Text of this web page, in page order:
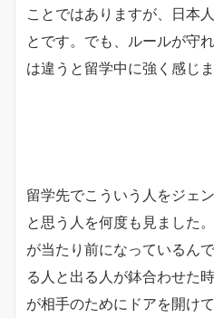
ことではありますが、日本
とです。でも、ルールが守
は違うと留学中に強く感じま
留学先でこういう人をジェ
と思う人を何度も見ました
が当たり前になっているん
る人と出る人が鉢合わせた
が相手のためにドアを開け